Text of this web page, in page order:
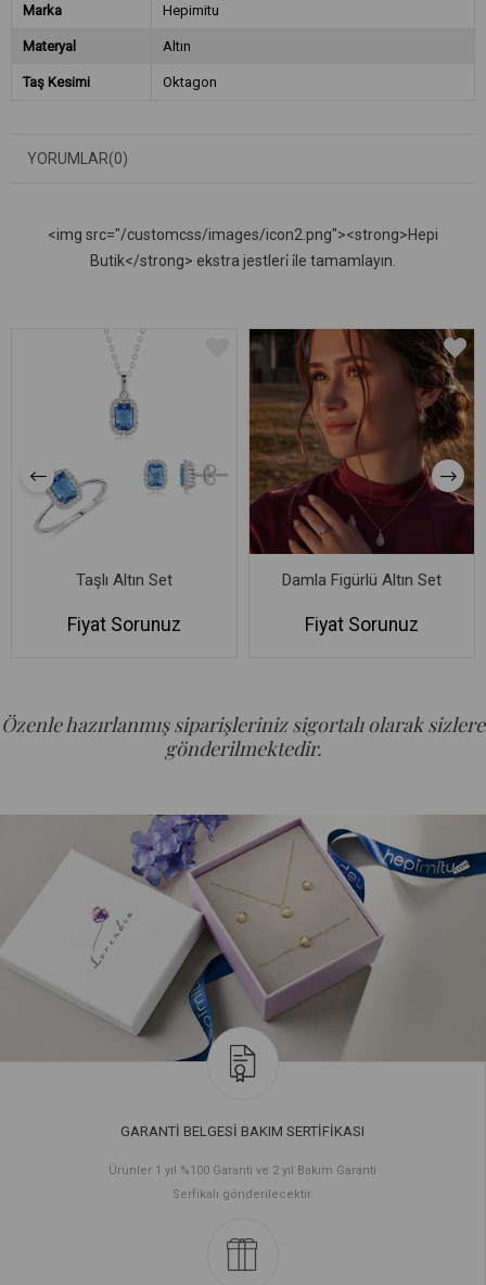
Marka Hepimitu
Materyal Altın
Taş Kesimi Oktagon
YORUMLAR(0)
<img src="/customcss/images/icon2.png"><strong>Hepi
Butik</strong> ekstra jestleri̇ i̇le tamamlayın.
Taşlı Altın Set
Fiyat Sorunuz
Damla Figürlü Altın Set
Fiyat Sorunuz
Özenle hazırlanmış siparişleriniz sigortalı olarak sizlere
gönderilmektedir.
GARANTİ BELGESİ BAKIM SERTİFİKASI
Ürünler 1 yıl %100 Garanti ve 2 yıl Bakım Garanti
Serfikalı gönderilecektir.